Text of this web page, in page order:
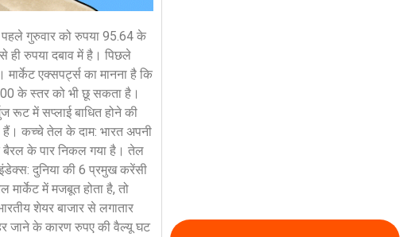
गुरुवार को रुपया 95.64 के
ही रुपया दबाव में है। पिछले
एक्सपर्ट्स का मानना है कि
के स्तर को भी छू सकता है।
रूट में सप्लाई बाधित होने की
हैं। कच्चे तेल के दाम: भारत अपनी
बैरल के पार निकल गया है। तेल
दुनिया की 6 प्रमुख करेंसी
में मजबूत होता है, तो
शेयर बाजार से लगातार
जाने के कारण रुपए की वैल्यू घट